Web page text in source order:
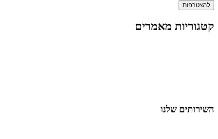
להצטרפות
קטגוריות מאמרים
השירותים שלנו